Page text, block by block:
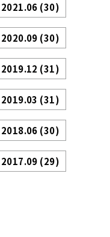
2021.06 (30)
2020.09 (30)
2019.12 (31)
2019.03 (31)
2018.06 (30)
2017.09 (29)